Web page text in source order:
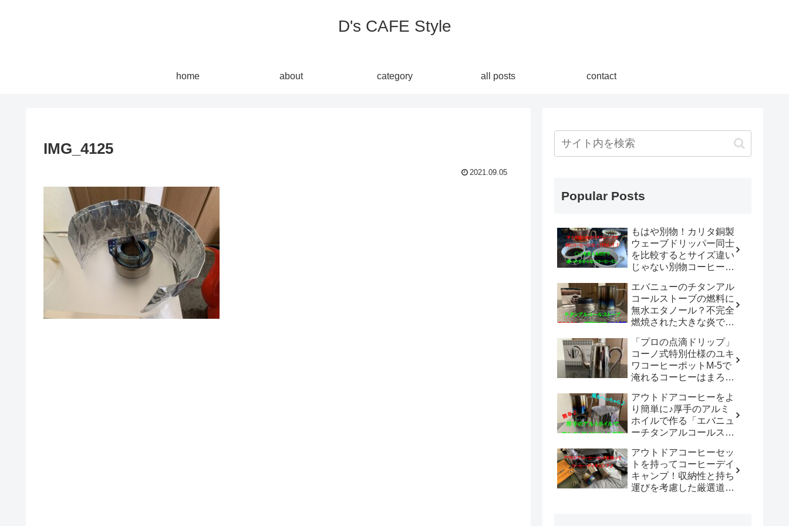
D's CAFE Style
home about category all posts contact
IMG_4125
2021.09.05
Popular Posts
もはや別物！カリタ銅製
ウェーブドリッパー同士
を比較するとサイズ違い
じゃない別物コーヒード
「WDC-185開封レビュ
ー」
エバニューのチタンアル
コールストーブの燃料に
無水エタノール？不完全
燃焼された大きな炎でチ
沸かしてコーヒーを楽し
む。
「プロの点滴ドリップ」
コーノ式特別仕様のユキ
ワコーヒーポットM-5で
淹れるコーヒーはまろや
アウトドアコーヒーをよ
り簡単に♪厚手のアルミ
ホイルで作る「エバニュ
ーチタンアルコールスト
手は既製品以上？？
アウトドアコーヒーセッ
トを持ってコーヒーデイ
キャンプ！収納性と持ち
運びを考慮した厳選道具